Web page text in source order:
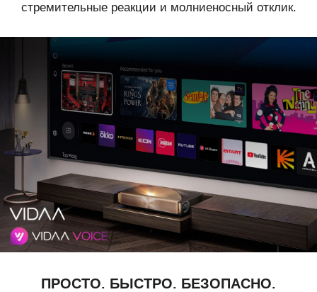
стремительные реакции и молниеносный отклик.
ПРОСТО. БЫСТРО. БЕЗОПАСНО.